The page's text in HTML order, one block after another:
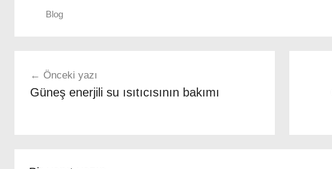
Blog
β
δ
gezinmesi
Önceki yazı
Güneş enerjili su ısıtıcısının bakımı